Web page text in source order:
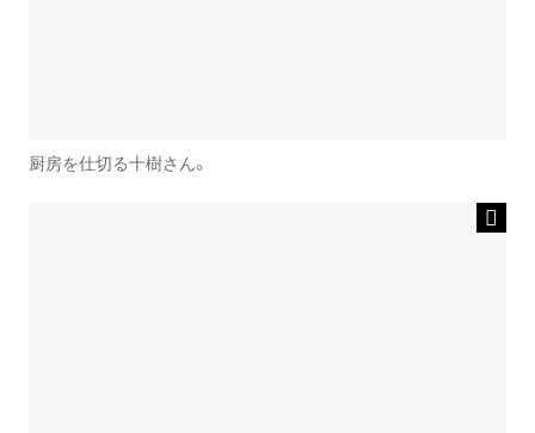
厨房を仕切る十樹さん。